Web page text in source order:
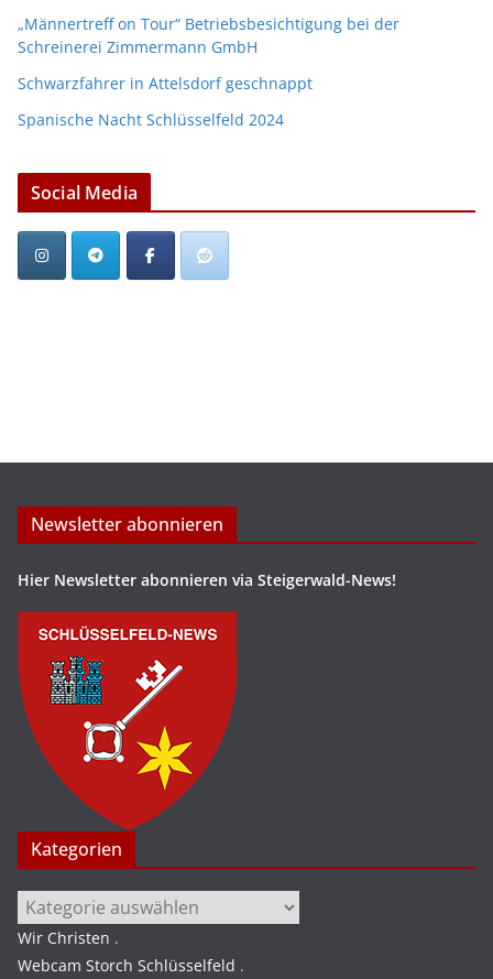
„Männertreff on Tour“ Betriebsbesichtigung bei der
Schreinerei Zimmermann GmbH
Schwarzfahrer in Attelsdorf geschnappt
Spanische Nacht Schlüsselfeld 2024
Social Media
Newsletter abonnieren
Hier Newsletter abonnieren via Steigerwald-News!
Kategorien
Kategorien
Wir Christen .
Webcam Storch Schlüsselfeld .